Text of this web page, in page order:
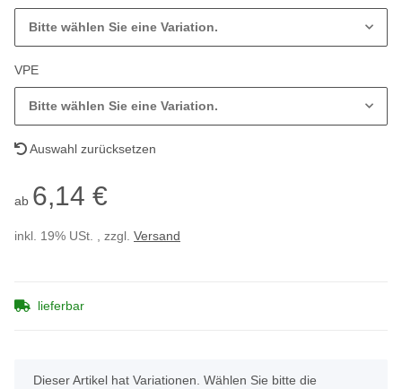
Bitte wählen Sie eine Variation.
VPE
Bitte wählen Sie eine Variation.
Auswahl zurücksetzen
ab 6,14 €
inkl. 19% USt. , zzgl. Versand
lieferbar
x
Dieser Artikel hat Variationen. Wählen Sie bitte die